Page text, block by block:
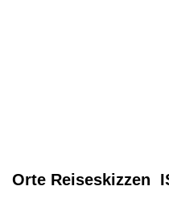
Orte Reiseskizzen